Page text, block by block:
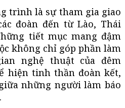
trình là sự tham gia giao
đoàn đến từ Lào, Thái
tiết mục mang đậm
không chỉ góp phần làm
nghệ thuật của đêm
hiện tinh thần đoàn kết,
những người làm báo